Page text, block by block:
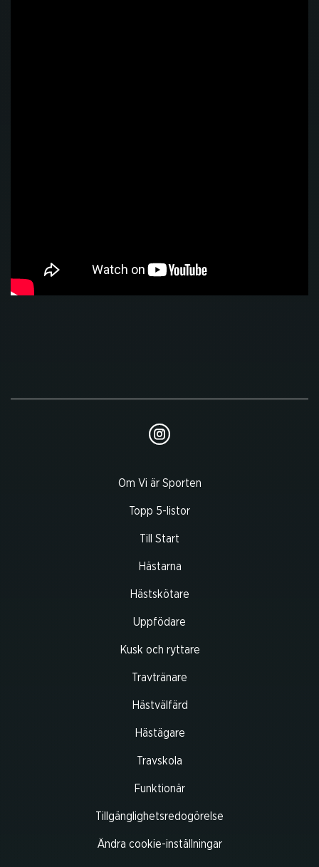
Om Vi är Sporten
Topp 5-listor
Till Start
Hästarna
Hästskötare
Uppfödare
Kusk och ryttare
Travtränare
Hästvälfärd
Hästägare
Travskola
Funktionär
Tillgänglighetsredogörelse
Ändra cookie-inställningar